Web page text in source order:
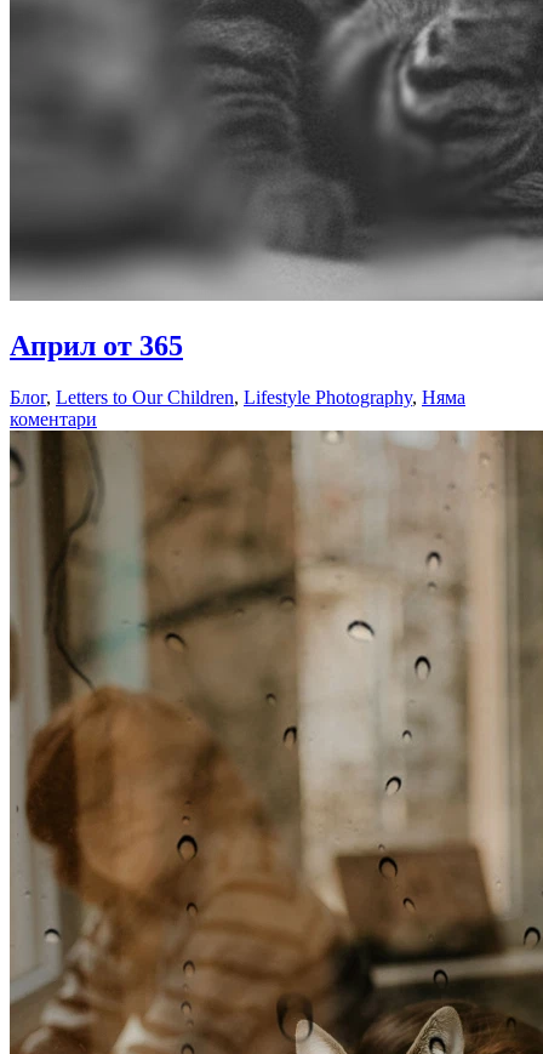
03.05.2018 03.05.2018
Април от 365
Блог, Letters to Our Children, Lifestyle Photography, Няма
коментари